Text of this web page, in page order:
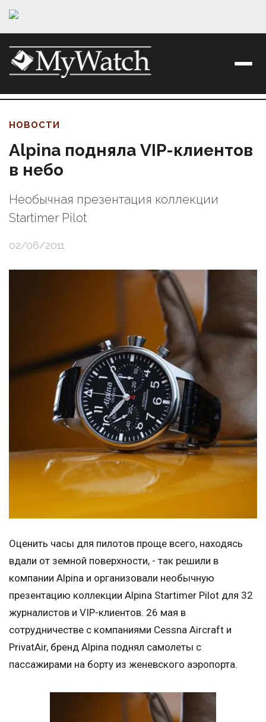
НОВОСТИ
Alpina подняла VIP-клиентов
в небо
Необычная презентация коллекции
Startimer Pilot
02/06/2011
Оценить часы для пилотов проще всего, находясь
вдали от земной поверхности, - так решили в
компании Alpina и организовали необычную
презентацию коллекции Alpina Startimer Pilot для 32
журналистов и VIP-клиентов. 26 мая в
сотрудничестве с компаниями Cessna Aircraft и
PrivatAir, бренд Alpina поднял самолеты с
пассажирами на борту из женевского аэропорта.